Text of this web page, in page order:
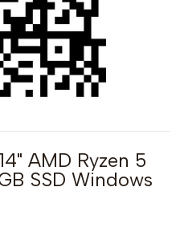
AMD Ryzen 5
SSD Windows